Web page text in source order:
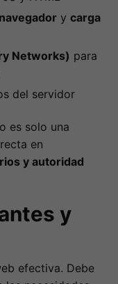
y carga
Networks) para
del servidor
es solo una
en
y autoridad
y
efectiva. Debe